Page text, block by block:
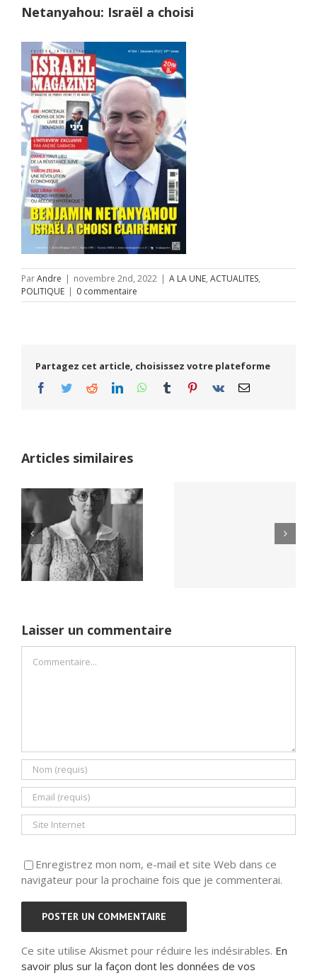
Netanyahou: Israël a choisi
ParAndre | novembre 2nd, 2022 | A LA UNE, ACTUALITES,
POLITIQUE | 0 commentaire
Partagez cet article, choisissez votre plateforme
Facebook
TwitterRedditLinkedInWhatsApp
Tumblr Pinterest
Vk Email
Articles similaires
Netflix Field of
Dreams (1989)
Yaïr Golan : une
Laisser un commentaire
Enregistrez mon nom, e-mail et site Web dans ce
navigateur pour la prochaine fois que je commenterai.
Ce site utilise Akismet pour réduire les indésirables. En
savoir plus sur la façon dont les données de vos